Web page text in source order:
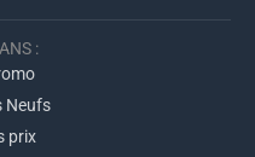
:
Neufs
prix